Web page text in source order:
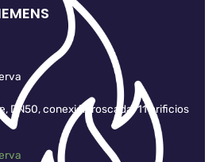
DN50, conexión roscada, 11 orificios